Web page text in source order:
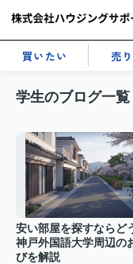
買いたい 売
学生のブログ一覧
安い部屋を探すならど
神戸外国語大学周辺の
びを解説